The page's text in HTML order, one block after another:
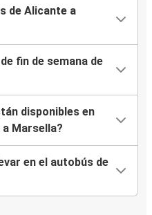
de Alicante a
fin de semana de
disponibles en
Marsella?
en el autobús de